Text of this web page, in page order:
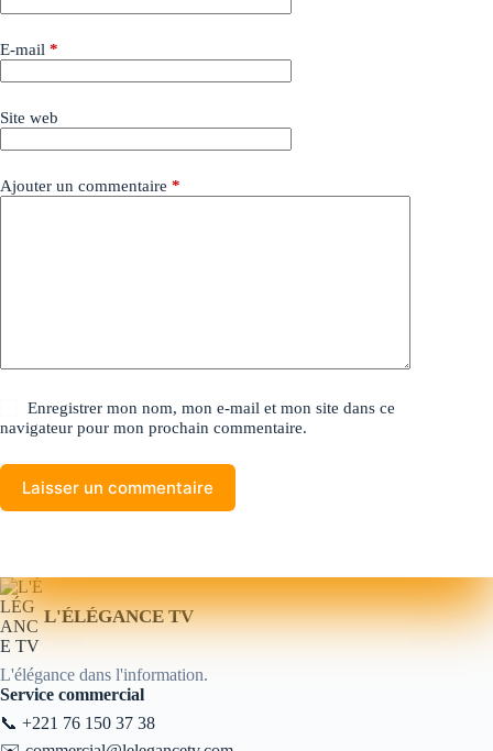
E-mail *
Site web
Ajouter un commentaire *
Enregistrer mon nom, mon e-mail et mon site dans ce
navigateur pour mon prochain commentaire.
Laisser un commentaire
L'ÉLÉGANCE TV
L'élégance dans l'information.
Service commercial
📞 +221 76 150 37 38